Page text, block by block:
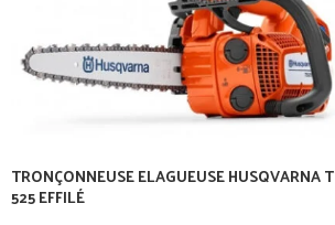
TRONÇONNEUSE ELAGUEUSE HUSQVARNA T
525 EFFILÉ